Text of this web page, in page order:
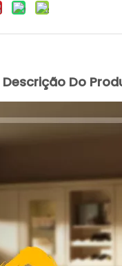
Descrição Do